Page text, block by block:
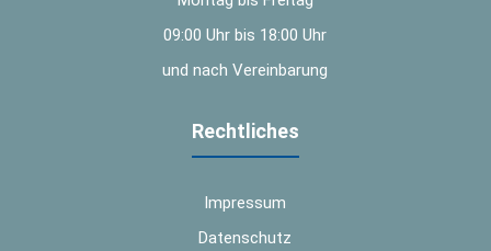
09:00 Uhr bis 18:00 Uhr
und nach Vereinbarung
Rechtliches
Impressum
Datenschutz